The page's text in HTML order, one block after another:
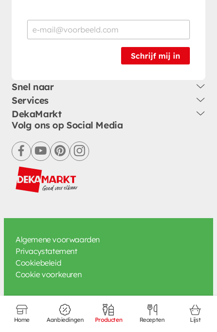
Schrijf mij in
Snel naar
Services
DekaMarkt
Volg ons op Social Media
facebookyoutubepinterestinstagram
Algemene voorwaarden
Privacystatement
Cookiebeleid
Cookie voorkeuren
Home Aanbiedingen Producten Recepten Lijst